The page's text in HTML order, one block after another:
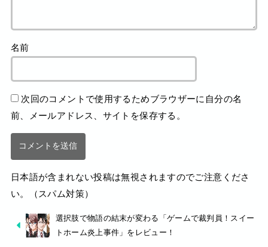
名前
次回のコメントで使用するためブラウザーに自分の名
前、メールアドレス、サイトを保存する。
日本語が含まれない投稿は無視されますのでご注意くださ
い。（スパム対策）
選択肢で物語の結末が変わる「ゲームで裁判員！スイー
トホーム炎上事件」をレビュー！